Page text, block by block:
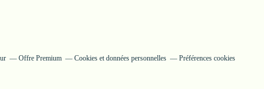
Offre Premium Cookies et données personnelles Préférences cookies